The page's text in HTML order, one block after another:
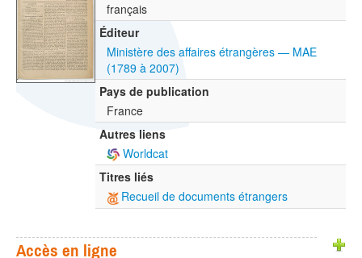
français
Éditeur
Ministère des affaires étrangères — MAE
(1789 à 2007)
Pays de publication
France
Autres liens
Worldcat
Titres liés
Recueil de documents étrangers
Accès en ligne